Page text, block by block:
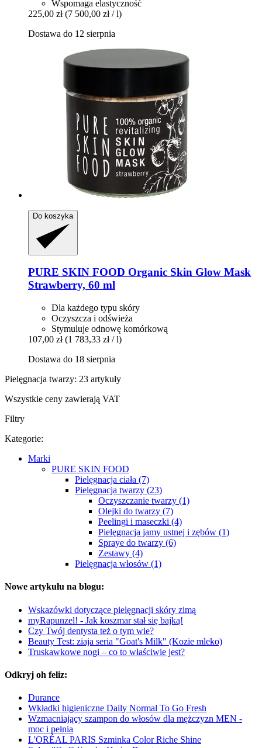
Wspomaga elastyczność
225,00 zł (7 500,00 zł / l)
Dostawa do 12 sierpnia
Do koszyka
PURE SKIN FOOD Organic Skin Glow Mask
Strawberry, 60 ml
Dla każdego typu skóry
Oczyszcza i odświeża
Stymuluje odnowę komórkową
107,00 zł (1 783,33 zł / l)
Dostawa do 18 sierpnia
Pielęgnacja twarzy: 23 artykuły
Wszystkie ceny zawierają VAT
Filtry
Kategorie:
Marki
PURE SKIN FOOD
Pielęgnacja ciała (7)
Pielęgnacja twarzy (23)
Oczyszczanie twarzy (1)
Olejki do twarzy (7)
Peelingi i maseczki (4)
Pielęgnacja jamy ustnej i zębów (1)
Spraye do twarzy (6)
Zestawy (4)
Pielęgnacja włosów (1)
Nowe artykułu na blogu:
Wskazówki dotyczące pielęgnacji skóry zimą
myRapunzel! - Jak koszmar stał się bajką!
Czy Twój dentysta też o tym wie?
Beauty Test: ziaja seria "Goat's Milk" (Kozie mleko)
Truskawkowe nogi – co to właściwie jest?
Odkryj oh feliz:
Durance
Wkładki higieniczne Daily Normal To Go Fresh
Wzmacniający szampon do włosów dla mężczyzn MEN -
moc i pełnia
L'ORÉAL PARIS Szminka Color Riche Shine